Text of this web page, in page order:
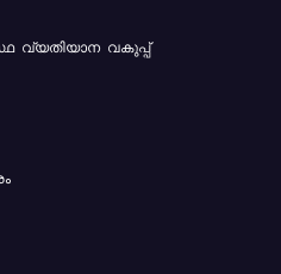
വ്യതിയാന വകുപ്പ്